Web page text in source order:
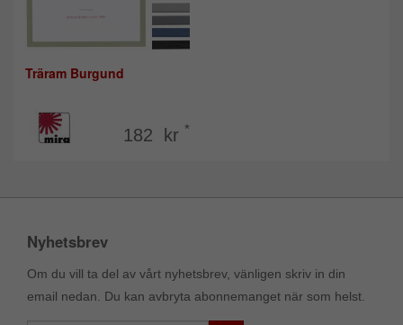
Träram Burgund
182 kr *
Nyhetsbrev
Om du vill ta del av vårt nyhetsbrev, vänligen skriv in din
email nedan. Du kan avbryta abonnemanget när som helst.